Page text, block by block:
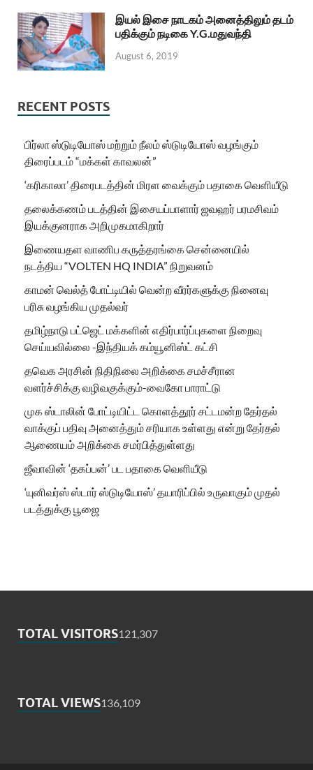
இயல் இசை நாடகம் அனைத்திலும் தடம்
பதிக்கும் நடிகை Y.G.மதுவந்தி
August 6, 2019
RECENT POSTS
பிர்லா ஸ்டுடியோஸ் மற்றும் நீலம் ஸ்டுடியோஸ் வழங்கும்
திரைப்படம் “மக்கள் காவலன்”
‘கரிகாலா’ திரைபடத்தின் மிரள வைக்கும் பதாகை வெளியீடு
தலைக்கணம் படத்தின் இசையப்பாளார் ஜவஹர் பரமசிவம்
இயக்குனராக அறிமுகமாகிறார்
இணையதள வாணிப கருத்தரங்கை சென்னையில்
நடத்திய “VOLTEN HQ INDIA” நிறுவனம்
காமன் வெல்த் போட்டியில் வென்ற வீரர்களுக்கு நினைவு
பரிசு வழங்கிய முதல்வர்
தமிழ்நாடு பட்ஜெட் மக்களின் எதிர்பார்ப்புகளை நிறைவு
செய்யவில்லை -இந்தியக் கம்யூனிஸ்ட் கட்சி
தவெக அரசின் நிதிநிலை அறிக்கை சமச்சீரான
வளர்ச்சிக்கு வழிவகுக்கும்-வைகோ பாராட்டு
முக ஸ்டாலின் போட்டியிட்ட கொளத்தூர் சட்டமன்ற தேர்தல்
வாக்குப் பதிவு அனைத்தும் சரியாக உள்ளது என்று தேர்தல்
ஆணையம் அறிக்கை சமர்பித்துள்ளது
ஜீவாவின் ‘தகப்பன்’ பட பதாகை வெளியீடு
‘யுனிவர்ஸ் ஸ்டார் ஸ்டுடியோஸ்’ தயாரிப்பில் உருவாகும் முதல்
படத்துக்கு பூஜை
TOTAL VISITORS121,307
TOTAL VIEWS136,109